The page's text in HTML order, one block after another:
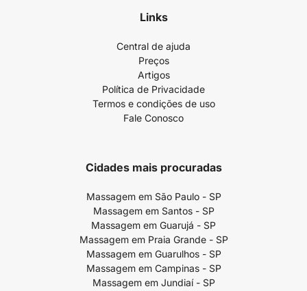
Links
Central de ajuda
Preços
Artigos
Política de Privacidade
Termos e condições de uso
Fale Conosco
Cidades mais procuradas
Massagem em São Paulo - SP
Massagem em Santos - SP
Massagem em Guarujá - SP
Massagem em Praia Grande - SP
Massagem em Guarulhos - SP
Massagem em Campinas - SP
Massagem em Jundiaí - SP